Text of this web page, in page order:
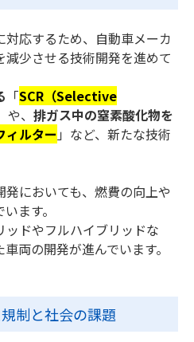
応するため、自動車メーカ
少させる技術開発を進めて
「SCR（Selective
や、 排ガス中の窒素酸化物を
ィルター 」など、新たな技術
においても、燃費の向上や
ます。
ドやフルハイブリッドな
両の開発が進んでいます。
制と社会の課題